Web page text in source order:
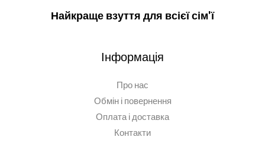
Найкраще взуття для всієї сім'ї
Інформація
Про нас
Обмін і повернення
Оплата і доставка
Контакти